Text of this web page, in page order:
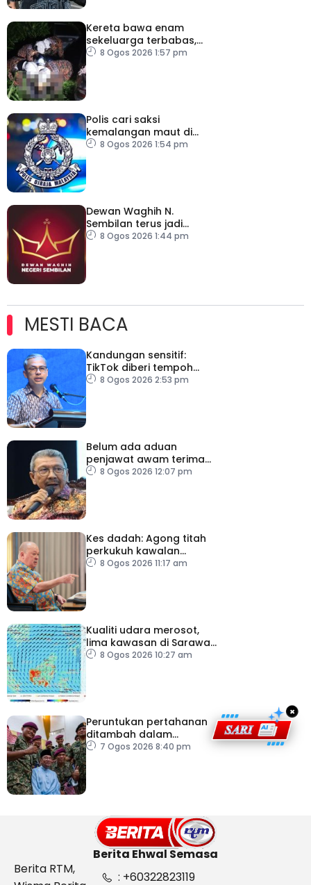
Kereta bawa enam
sekeluarga terbabas,
pemandu maut
8 Ogos 2026 1:57 pm
Polis cari saksi
kemalangan maut di
Jalan Setia Raja
8 Ogos 2026 1:54 pm
Dewan Waghih N.
Sembilan terus jadi
platform gilap
8 Ogos 2026 1:44 pm
MESTI BACA
Kandungan sensitif:
TikTok diberi tempoh
perkukuh sistem
8 Ogos 2026 2:53 pm
Belum ada aduan
penjawat awam terima
tekanan daripada ahli
8 Ogos 2026 12:07 pm
Kes dadah: Agong titah
perkukuh kawalan
lapangan terbang, pintu
8 Ogos 2026 11:17 am
Kualiti udara merosot,
lima kawasan di Sarawak
catat IPU tidak sihat
8 Ogos 2026 10:27 am
Peruntukan pertahanan
ditambah dalam
Belanjawan 2027
7 Ogos 2026 8:40 pm
×
Berita Ehwal Semasa
Berita RTM,
: +60322823119